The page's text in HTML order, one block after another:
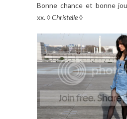
Bonne chance et bonne
xx. ◊Christelle◊